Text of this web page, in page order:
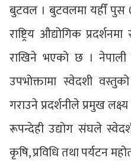
बुटवल । बुटवलमा यहीँ
राष्ट्रिय औद्योगिक
राखिने भएको छ । नेपाली
उपभोक्तामा स्वेदशी
गराउने प्रदर्शनीले प्रमुख
रूपन्देही उद्योग संघले
कृषि, प्रविधि तथा पर्यटन